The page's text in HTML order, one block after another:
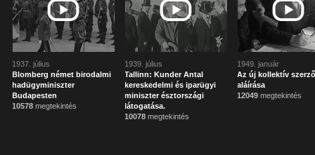
1937. július
Blomberg német birodalmi
hadügyminiszter
Budapesten
10578 megtekintés
1939. július
Tallinn: Kunder Antal
kereskedelmi és iparügyi
miniszter észtországi
látogatása.
10078 megtekintés
1949. január
Az új kollektív
aláírása
12049 megtekintés